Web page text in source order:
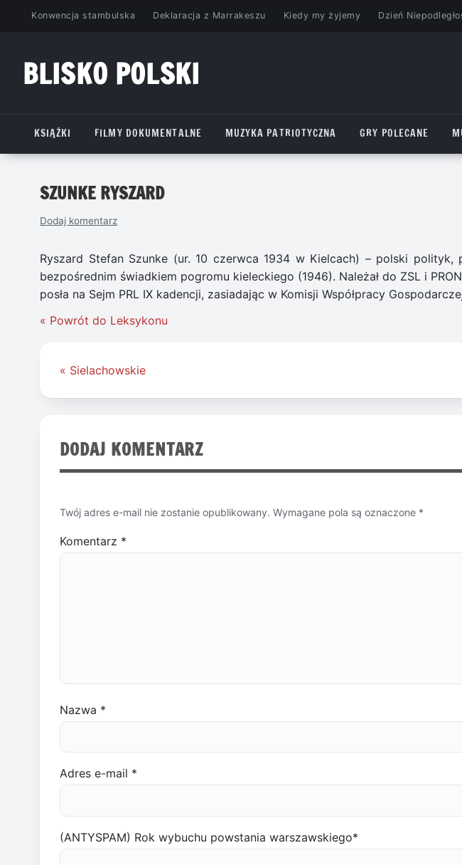
PrzejdźKonwencja stambulska Deklaracja z Marrakeszu Kiedy my żyjemy Dzień
BLISKO POLSKI
KSIĄŻKI
FILMY DOKUMENTALNE MUZYKA PATRIOTYCZNA GRY POLECANE
SZUNKE RYSZARD
Dodaj komentarz
Ryszard Stefan Szunke (ur. 10 czerwca 1934 w Kielcach) – polski polityk,
bezpośrednim świadkiem pogromu kieleckiego (1946). Należał do ZSL i
posła na Sejm PRL IX kadencji, zasiadając w Komisji Współpracy
« Powrót do Leksykonu
Nawigacja
« Sielachowskie
DODAJ KOMENTARZ
Twój adres e-mail nie zostanie opublikowany. Wymagane pola są oznaczone *
Komentarz *
Nazwa *
Adres e-mail *
(ANTYSPAM) Rok wybuchu powstania warszawskiego*